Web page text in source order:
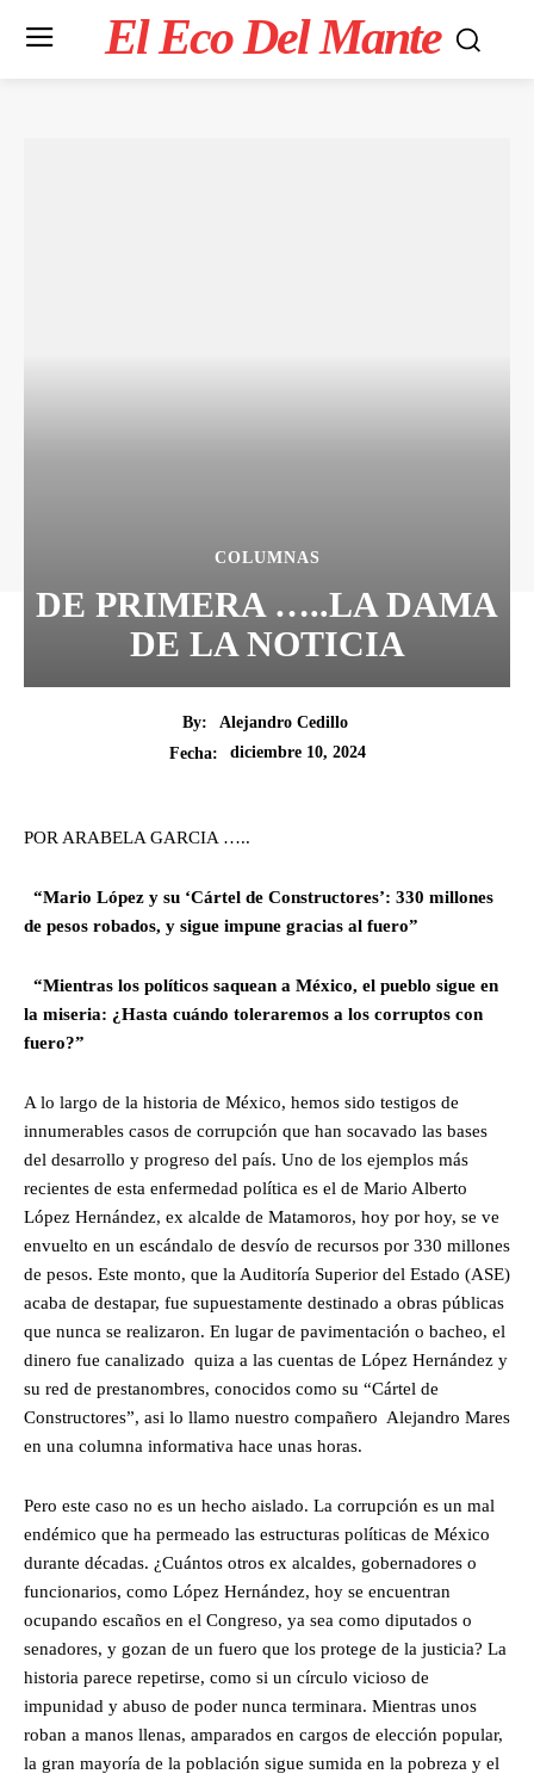
El Eco Del Mante
COLUMNAS
DE PRIMERA …..LA DAMA
DE LA NOTICIA
By:
Alejandro Cedillo
Fecha:
diciembre 10, 2024
POR ARABELA GARCIA …..
“Mario López y su ‘Cártel de Constructores’: 330 millones
de pesos robados, y sigue impune gracias al fuero”
“Mientras los políticos saquean a México, el pueblo sigue en
la miseria: ¿Hasta cuándo toleraremos a los corruptos con
fuero?”
A lo largo de la historia de México, hemos sido testigos de
innumerables casos de corrupción que han socavado las bases
del desarrollo y progreso del país. Uno de los ejemplos más
recientes de esta enfermedad política es el de Mario Alberto
López Hernández, ex alcalde de Matamoros, hoy por hoy, se ve
envuelto en un escándalo de desvío de recursos por 330 millones
de pesos. Este monto, que la Auditoría Superior del Estado (ASE)
acaba de destapar, fue supuestamente destinado a obras públicas
que nunca se realizaron. En lugar de pavimentación o bacheo, el
dinero fue canalizado quiza a las cuentas de López Hernández y
su red de prestanombres, conocidos como su “Cártel de
Constructores”, asi lo llamo nuestro compañero Alejandro Mares
en una columna informativa hace unas horas.
Pero este caso no es un hecho aislado. La corrupción es un mal
endémico que ha permeado las estructuras políticas de México
durante décadas. ¿Cuántos otros ex alcaldes, gobernadores o
funcionarios, como López Hernández, hoy se encuentran
ocupando escaños en el Congreso, ya sea como diputados o
senadores, y gozan de un fuero que los protege de la justicia? La
historia parece repetirse, como si un círculo vicioso de
impunidad y abuso de poder nunca terminara. Mientras unos
roban a manos llenas, amparados en cargos de elección popular,
la gran mayoría de la población sigue sumida en la pobreza y el